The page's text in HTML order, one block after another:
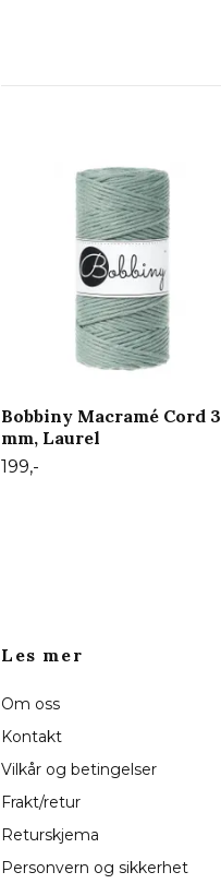
Bobbiny Macramé Cord 3
mm, Laurel
199,-
Les mer
Om oss
Kontakt
Vilkår og betingelser
Frakt/retur
Returskjema
Personvern og sikkerhet